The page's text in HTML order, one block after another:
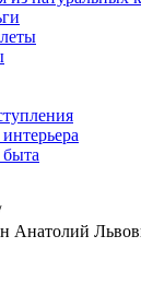
Анатолий